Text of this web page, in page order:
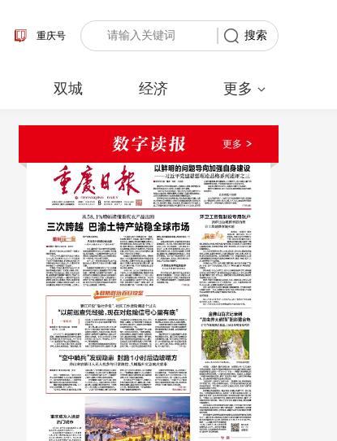
重庆号 搜索
双城 经济 更多
更多